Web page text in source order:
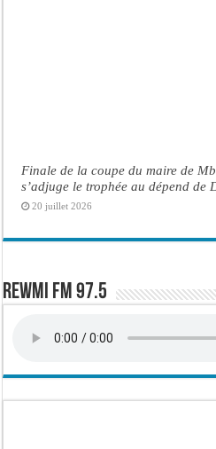
Finale de la coupe du maire de
s’adjuge le trophée au dépend de
20 juillet 2026
Rewmi FM 97.5